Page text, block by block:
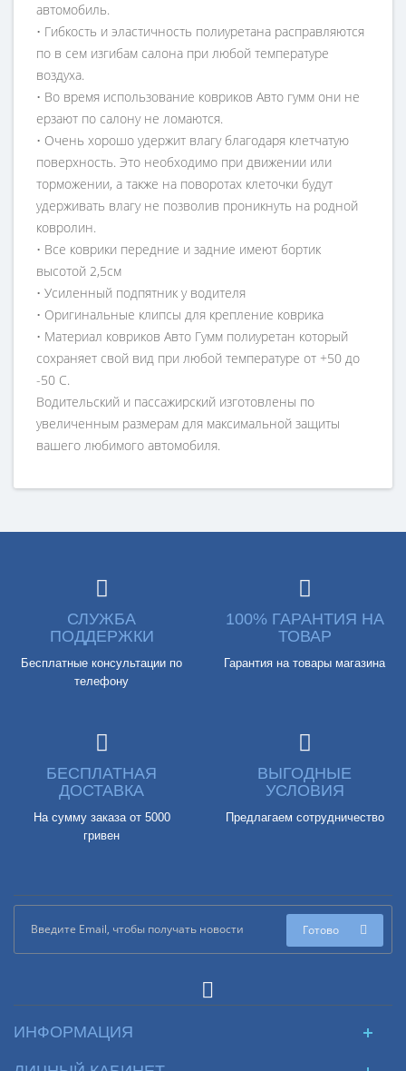
автомобиль.
• Гибкость и эластичность полиуретана расправляются
по в сем изгибам салона при любой температуре
воздуха.
• Во время использование ковриков Авто гумм они не
ерзают по салону не ломаются.
• Очень хорошо удержит влагу благодаря клетчатую
поверхность. Это необходимо при движении или
торможении, а также на поворотах клеточки будут
удерживать влагу не позволив проникнуть на родной
ковролин.
• Все коврики передние и задние имеют бортик
высотой 2,5см
• Усиленный подпятник у водителя
• Оригинальные клипсы для крепление коврика
• Материал ковриков Авто Гумм полиуретан который
сохраняет свой вид при любой температуре от +50 до
-50 С.
Водительский и пассажирский изготовлены по
увеличенным размерам для максимальной защиты
вашего любимого автомобиля.
СЛУЖБА
ПОДДЕРЖКИ
Бесплатные консультации по
телефону
100% ГАРАНТИЯ НА
ТОВАР
Гарантия на товары магазина
БЕСПЛАТНАЯ
ДОСТАВКА
На сумму заказа от 5000
гривен
ВЫГОДНЫЕ
УСЛОВИЯ
Предлагаем сотрудничество
Готово
ИНФОРМАЦИЯ